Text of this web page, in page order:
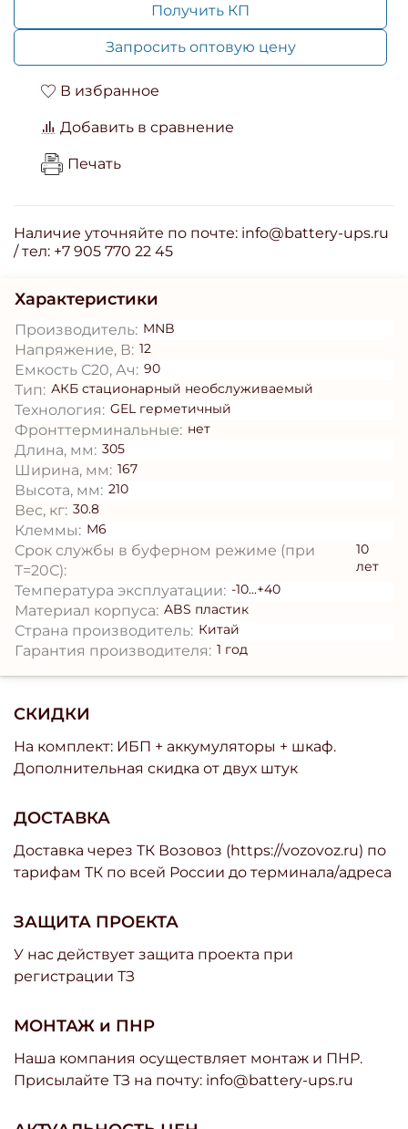
Получить КП
Запросить оптовую цену
В избранное
Добавить в сравнение
Печать
Наличие уточняйте по почте: info@battery-ups.ru
/ тел: +7 905 770 22 45
СКИДКИ
На комплект: ИБП + аккумуляторы + шкаф.
Дополнительная скидка от двух штук
ДОСТАВКА
Доставка через ТК Возовоз (https://vozovoz.ru) по
тарифам ТК по всей России до терминала/адреса
ЗАЩИТА ПРОЕКТА
У нас действует защита проекта при
регистрации ТЗ
МОНТАЖ и ПНР
Наша компания осуществляет монтаж и ПНР.
Присылайте ТЗ на почту: info@battery-ups.ru
Характеристики
Производитель: MNB
Напряжение, В: 12
Емкость С20, Ач: 90
Тип: АКБ стационарный необслуживаемый
Технология: GEL герметичный
Фронттерминальные: нет
Длина, мм: 305
Ширина, мм: 167
Высота, мм: 210
Вес, кг: 30.8
Клеммы: М6
Срок службы в буферном режиме (при
T=20С):
10
лет
Температура эксплуатации: -10...+40
Материал корпуса: ABS пластик
Страна производитель: Китай
Гарантия производителя: 1 год